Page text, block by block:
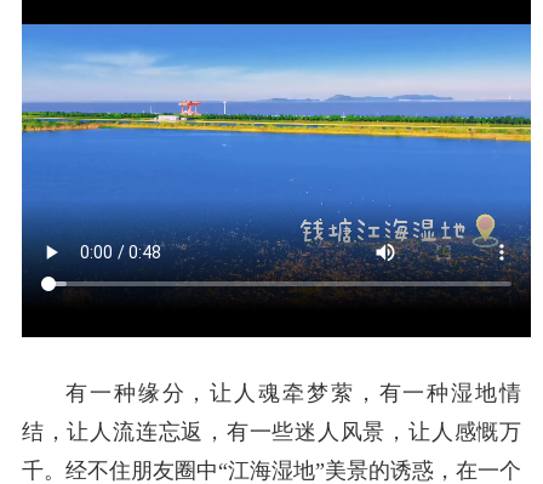
有一种缘分，让人魂牵梦萦，有一种湿地情
结，让人流连忘返，有一些迷人风景，让人感慨万
千。经不住朋友圈中“江海湿地”美景的诱惑，在一个